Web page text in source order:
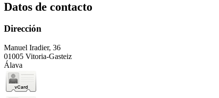
Datos de contacto
Dirección
Manuel Iradier, 36
01005 Vitoria-Gasteiz
Álava